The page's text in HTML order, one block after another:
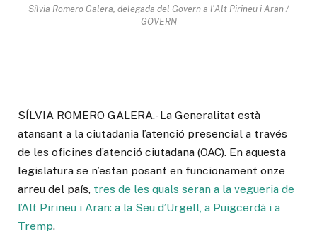
Sílvia Romero Galera, delegada del Govern a l'Alt Pirineu i Aran /
GOVERN
SÍLVIA ROMERO GALERA.- La Generalitat està
atansant a la ciutadania l’atenció presencial a través
de les oficines d’atenció ciutadana (OAC). En aquesta
legislatura se n’estan posant en funcionament onze
arreu del país, tres de les quals seran a la vegueria de
l’Alt Pirineu i Aran: a la Seu d’Urgell, a Puigcerdà i a
Tremp.